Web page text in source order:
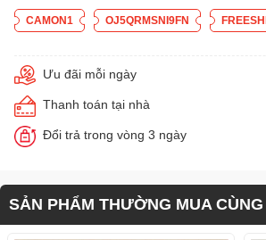
CAMON1 OJ5QRMSNI9FN
Ưu đãi mỗi ngày
Thanh toán tại nhà
Đổi trả trong vòng 3 ngày
SẢN PHẨM THƯỜNG MUA CÙNG